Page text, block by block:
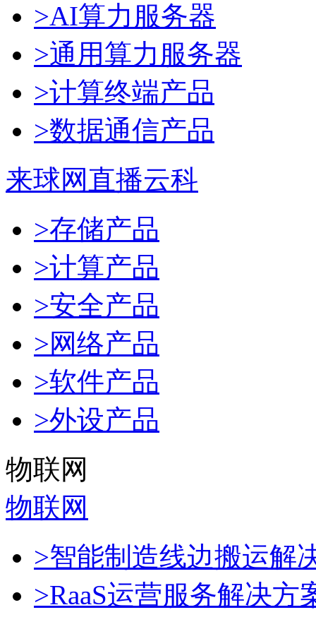
>AI算力服务器
>通用算力服务器
>计算终端产品
>数据通信产品
来球网直播云科
>存储产品
>计算产品
>安全产品
>网络产品
>软件产品
>外设产品
物联网
物联网
>智能制造线边搬运解
>RaaS运营服务解决方